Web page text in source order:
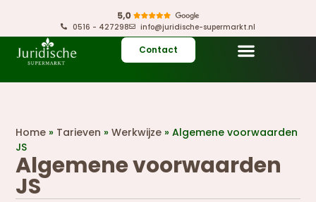
0516 - 427298 info@juridische-supermarkt.nl
Contact
Home » Tarieven »Werkwijze »Algemene voorwaarden
JS
Algemene voorwaarden
JS